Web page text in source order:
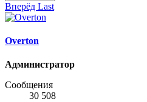
Вперёд Last
Overton
Администратор
Сообщения
30 508